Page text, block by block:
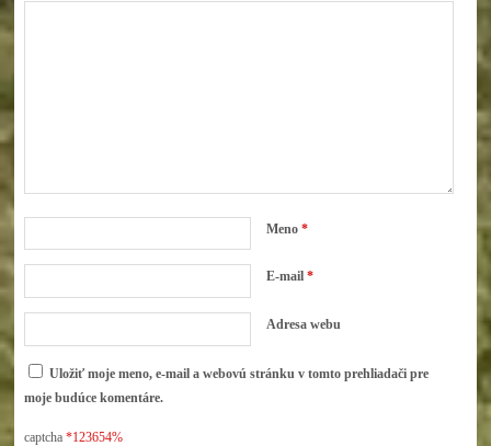
Meno *
E-mail *
Adresa webu
Uložiť moje meno, e-mail a webovú stránku v tomto prehliadači pre
moje budúce komentáre.
captcha*123654%